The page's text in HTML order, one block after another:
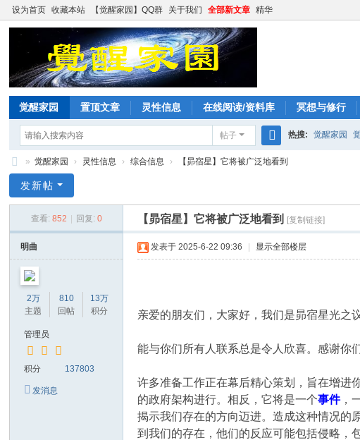
设为首页 收藏本站 【觉醒家园】QQ群 关于我们 全部新文章 精华
觉醒家园 置顶文章 灵性信息 在线阅读/资料库 冥想与修行
帖子
搜
热搜: 觉醒家园
醒
园
» 觉醒家园 › 灵性信息 › 综合信息 › 【昴宿星】它将被广泛地看到
发新帖
查看: 852 回复: 0 【昴宿星】它将被广泛地看到 [复制链接]
明曲
2万
主题
810
回帖
13万
积分
管理员
积分 137803
发消息
发表于 2025-6-22 09:36 显示全部楼层
亲爱的朋友们，大家好，我们是昴宿星光之议
能与你们所有人联系总是令人欣喜。感谢你
许多准备工作正在幕后精心策划，旨在增进
的政府架构进行。相反，它将是一个事件，
揭示我们存在的方向迈进。造成这种情况的
到我们的存在，他们的反应可能包括侵略，